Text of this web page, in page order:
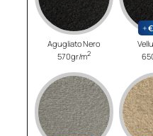
Agugliato Nero
570gr/m2
+€